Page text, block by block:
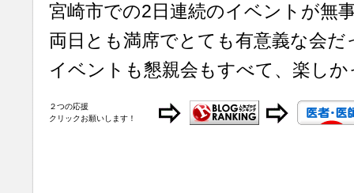
宮崎市での2日連続のイベントが無
両日とも満席でとても有意義な会だ
イベントも懇親会もすべて、楽しか
２つの応援
クリックお願いします！